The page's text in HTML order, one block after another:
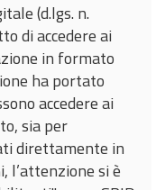
(d.lgs. n.
di accedere ai
in formato
ha portato
accedere ai
sia per
direttamente in
l’attenzione si è